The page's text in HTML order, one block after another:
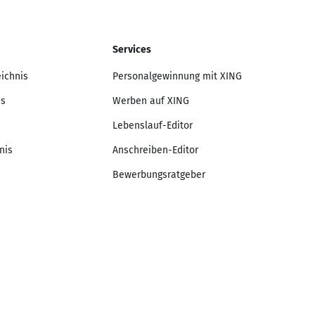
Services
Personalgewinnung mit XING
Werben auf XING
Lebenslauf-Editor
Anschreiben-Editor
Bewerbungsratgeber